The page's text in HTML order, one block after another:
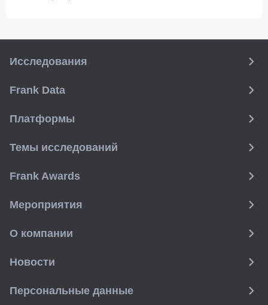
Исследования
Frank Data
Платформы
Темы исследований
Frank Awards
Мероприятия
О компании
Новости
Персональные данные